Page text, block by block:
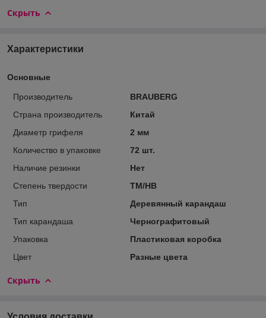
Скрыть
Характеристики
Основные
Производитель
BRAUBERG
Страна производитель
Китай
Диаметр грифеля
2 мм
Количество в упаковке
72 шт.
Наличие резинки
Нет
Степень твердости
ТМ/НВ
Тип
Деревянный карандаш
Тип карандаша
Чернографитовый
Упаковка
Пластиковая коробка
Цвет
Разные цвета
Скрыть